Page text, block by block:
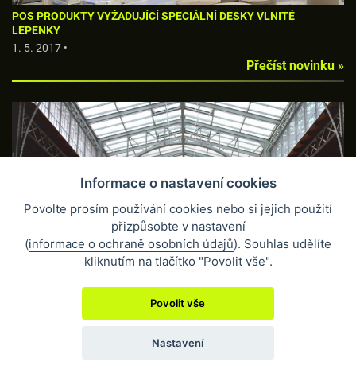
POS PRODUKTY VYŽADUJÍCÍ SPECIÁLNÍ DESKY VLNITÉ
LEPENKY
1. 5. 2017 •
Přečíst novinku »
TVŮRČÍ PRÁCE A INTELIGENTNÍ TECHNICKÁ ŘEŠENÍ
6. 2. 2017 •
Přečíst novinku »
Informace o nastavení cookies
Povolte prosím používání cookies nebo si jejich použití
přizpůsobte v nastavení
(informace o ochraně osobních údajů). Souhlas udělíte
kliknutím na tlačítko "Povolit vše".
Povolit vše
Nastavení